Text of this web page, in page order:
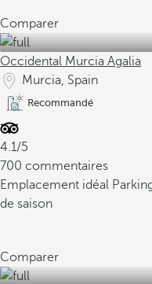
Comparer
Occidental Murcia Agalia
Murcia, Spain
Recommandé
4.1/5
700 commentaires
Emplacement idéal
de saison
Comparer